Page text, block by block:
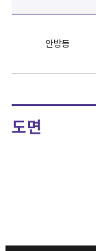
안방등
도면